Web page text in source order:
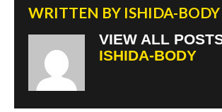
WRITTEN BY ISHIDA-BODY
VIEW ALL
ISHIDA-BODY